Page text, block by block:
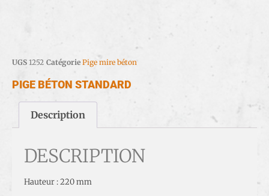
UGS 1252 Catégorie Pige mire béton
PIGE BÉTON STANDARD
Description
DESCRIPTION
Hauteur : 220 mm